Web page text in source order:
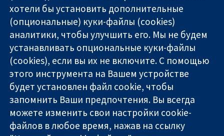
Надёжные
доказательства
Информированные
решения
Во благо
здоровья
11-13 Cavendish
Square
London
W1G 0AN
United Kingdom
Связаться с
нами
Новости
Пресс-
служба
О нас
Работа
Cochrane
Library
хотели бы установить дополнительные
(опциональные) куки-файлы (cookies)
аналитики, чтобы улучшить его. Мы не будем
устанавливать опциональные куки-файлы
(cookies), если вы их не включите. С помощью
этого инструмента на Вашем устройстве
будет установлен файл cookie, чтобы
запомнить Ваши предпочтения. Вы всегда
можете изменить свои настройки cookie-
файлов в любое время, нажав на ссылку